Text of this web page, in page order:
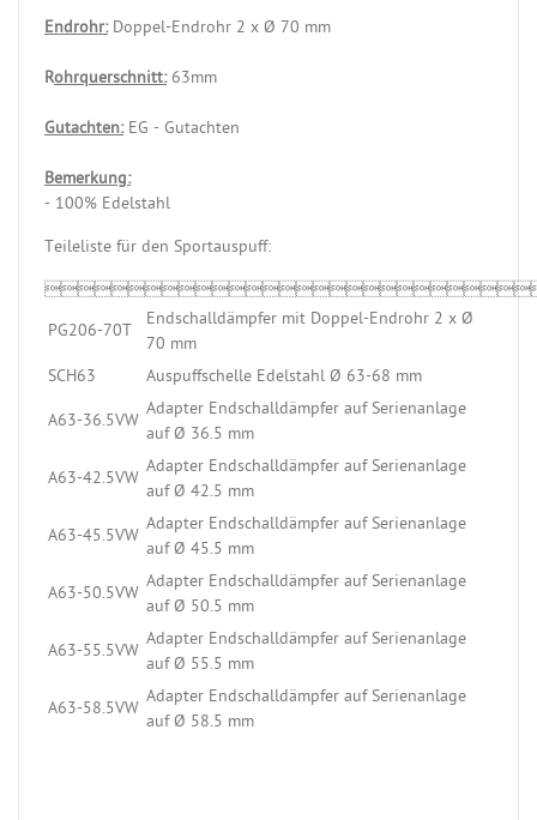
Endrohr:Doppel-Endrohr 2 x Ø 70 mm
Rohrquerschnitt:63mm
Gutachten:EG - Gutachten
Bemerkung:
- 100% Edelstahl
Teileliste für den Sportauspuff:
PG206-70T
Endschalldämpfer mit Doppel-Endrohr 2 x Ø
70 mm
SCH63
Auspuffschelle Edelstahl Ø 63-68 mm
A63-36.5VW
Adapter Endschalldämpfer auf Serienanlage
auf Ø 36.5 mm
A63-42.5VW
Adapter Endschalldämpfer auf Serienanlage
auf Ø 42.5 mm
A63-45.5VW
Adapter Endschalldämpfer auf Serienanlage
auf Ø 45.5 mm
A63-50.5VW
Adapter Endschalldämpfer auf Serienanlage
auf Ø 50.5 mm
A63-55.5VW
Adapter Endschalldämpfer auf Serienanlage
auf Ø 55.5 mm
A63-58.5VW
Adapter Endschalldämpfer auf Serienanlage
auf Ø 58.5 mm